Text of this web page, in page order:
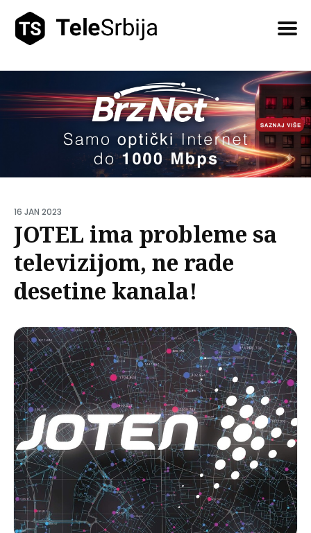
16 JAN 2023
JOTEL ima probleme sa
televizijom, ne rade
desetine kanala!